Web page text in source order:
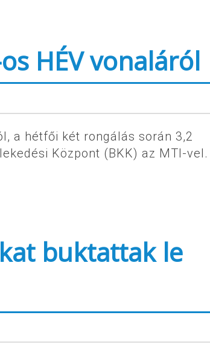
HÉV vonaláról
a hétfői két rongálás során 3,2
Központ (BKK) az MTI-vel.
buktattak le